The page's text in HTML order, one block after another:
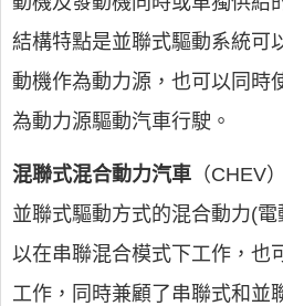
結構特點是並聯式驅動系統可
動機作為動力源，也可以同時
為動力源驅動汽車行駛。
混聯式混合動力汽車 （CHEV
並聯式驅動方式的混合動力(電
以在串聯混合模式下工作，也
工作，同時兼顧了串聯式和並